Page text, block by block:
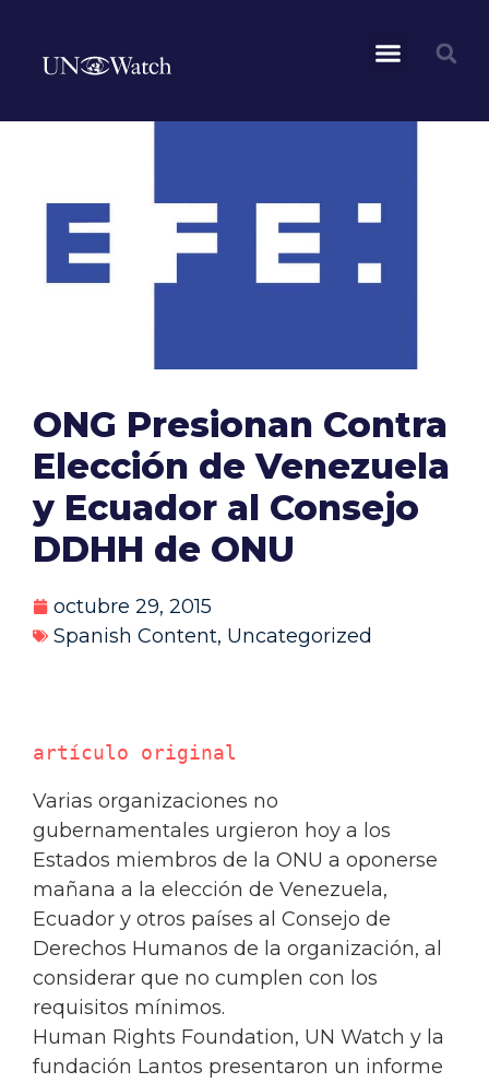
ONG Presionan Contra
Elección de Venezuela
y Ecuador al Consejo
DDHH de ONU
octubre 29, 2015
Spanish Content, Uncategorized
artículo original
Varias organizaciones no
gubernamentales urgieron hoy a los
Estados miembros de la ONU a oponerse
mañana a la elección de Venezuela,
Ecuador y otros países al Consejo de
Derechos Humanos de la organización, al
considerar que no cumplen con los
requisitos mínimos.
Human Rights Foundation, UN Watch y la
fundación Lantos presentaron un informe